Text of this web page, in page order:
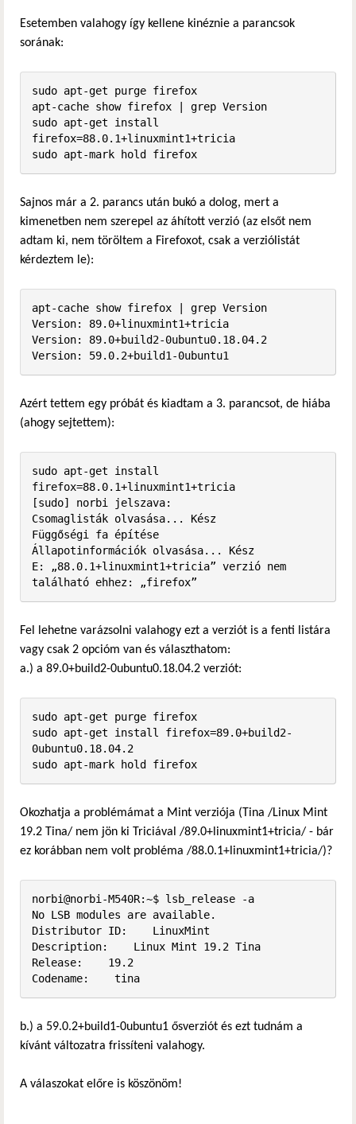
Esetemben valahogy így kellene kinéznie a parancsok
sorának:
sudo apt-get purge firefox
apt-cache show firefox | grep Version
sudo apt-get install
firefox=88.0.1+linuxmint1+tricia
sudo apt-mark hold firefox
Sajnos már a 2. parancs után bukó a dolog, mert a
kimenetben nem szerepel az áhított verzió (az elsőt nem
adtam ki, nem töröltem a Firefoxot, csak a verziólistát
kérdeztem le):
apt-cache show firefox | grep Version
Version: 89.0+linuxmint1+tricia
Version: 89.0+build2-0ubuntu0.18.04.2
Version: 59.0.2+build1-0ubuntu1
Azért tettem egy próbát és kiadtam a 3. parancsot, de hiába
(ahogy sejtettem):
sudo apt-get install
firefox=88.0.1+linuxmint1+tricia
[sudo] norbi jelszava:
Csomaglisták olvasása... Kész
Függőségi fa építése
Állapotinformációk olvasása... Kész
E: „88.0.1+linuxmint1+tricia” verzió nem
található ehhez: „firefox”
Fel lehetne varázsolni valahogy ezt a verziót is a fenti listára
vagy csak 2 opcióm van és választhatom:
a.) a 89.0+build2-0ubuntu0.18.04.2 verziót:
sudo apt-get purge firefox
sudo apt-get install firefox=89.0+build2-
0ubuntu0.18.04.2
sudo apt-mark hold firefox
Okozhatja a problémámat a Mint verziója (Tina /Linux Mint
19.2 Tina/ nem jön ki Triciával /89.0+linuxmint1+tricia/ - bár
ez korábban nem volt probléma /88.0.1+linuxmint1+tricia/)?
norbi@norbi-M540R:~$ lsb_release -a
No LSB modules are available.
Distributor ID:    LinuxMint
Description:    Linux Mint 19.2 Tina
Release:    19.2
Codename:    tina
b.) a 59.0.2+build1-0ubuntu1 ősverziót és ezt tudnám a
kívánt változatra frissíteni valahogy.
A válaszokat előre is köszönöm!